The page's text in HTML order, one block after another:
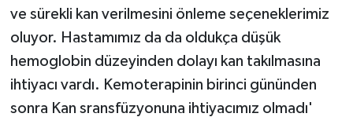
ve sürekli kan verilmesini önleme seçeneklerimiz
oluyor. Hastamımız da da oldukça düşük
hemoglobin düzeyinden dolayı kan takılmasına
ihtiyacı vardı. Kemoterapinin birinci gününden
sonra Kan sransfüzyonuna ihtiyacımız olmadı'